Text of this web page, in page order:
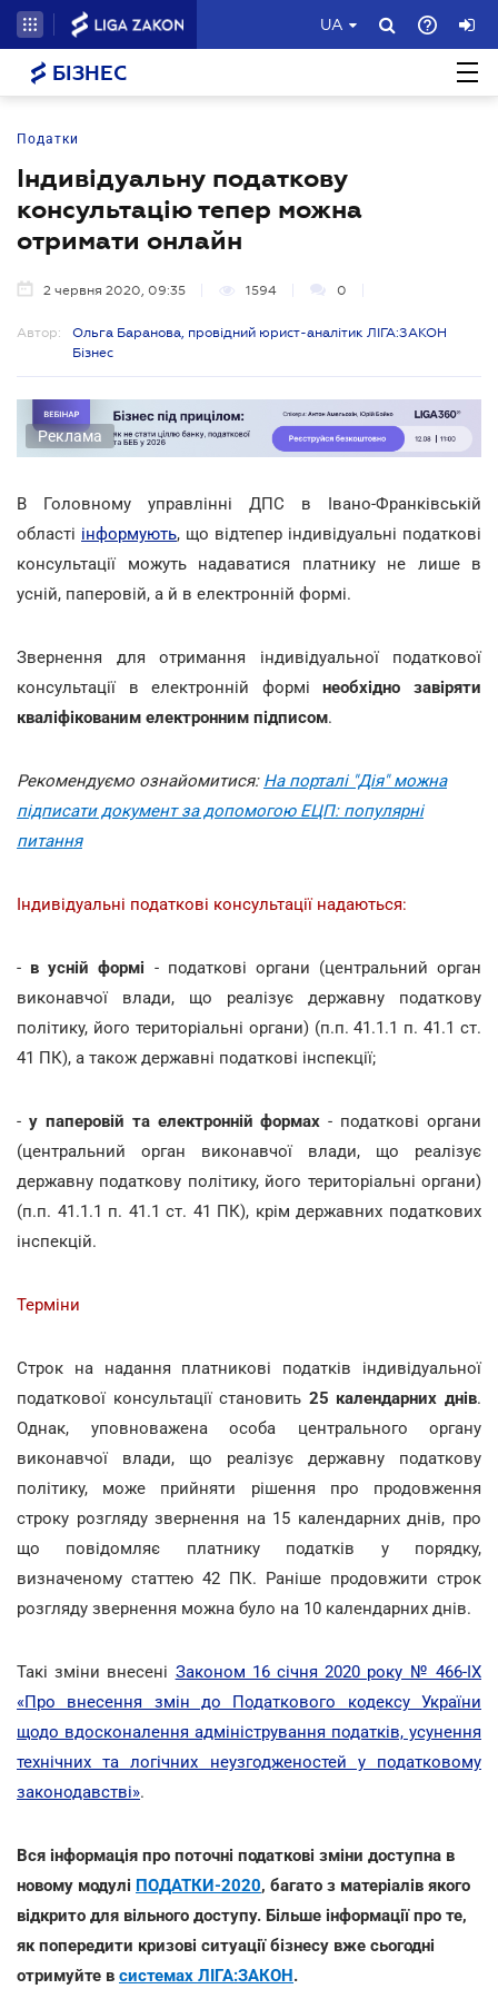
UA
БІЗНЕС
Податки
Індивідуальну податкову
консультацію тепер можна
отримати онлайн
2 червня 2020, 09:35 1594 0
Автор:
Ольга Баранова, провідний юрист-аналітик ЛІГА:ЗАКОН
Бізнес
Реклама
В Головному управлінні ДПС в Івано-Франківській
області інформують, що відтепер індивідуальні податкові
консультації можуть надаватися платнику не лише в
усній, паперовій, а й в електронній формі.
Звернення для отримання індивідуальної податкової
консультації в електронній формінеобхідно завіряти
кваліфікованим електронним підписом.
Рекомендуємо ознайомитися: На порталі "Дія" можна
підписати документ за допомогою ЕЦП: популярні
питання
Індивідуальні податкові консультації надаються:
- в усній формі - податкові органи (центральний орган
виконавчої влади, що реалізує державну податкову
політику, його територіальні органи) (п.п. 41.1.1 п. 41.1 ст.
41 ПК), а також державні податкові інспекції;
- у паперовій та електронній формах - податкові органи
(центральний орган виконавчої влади, що реалізує
державну податкову політику, його територіальні органи)
(п.п. 41.1.1 п. 41.1 ст. 41 ПК), крім державних податкових
інспекцій.
Терміни
Строк на надання платникові податків індивідуальної
податкової консультації становить 25 календарних днів.
Однак, уповноважена особа центрального органу
виконавчої влади, що реалізує державну податкову
політику, може прийняти рішення про продовження
строку розгляду звернення на 15 календарних днів, про
що повідомляє платнику податків у порядку,
визначеному статтею 42 ПК. Раніше продовжити строк
розгляду звернення можна було на 10 календарних днів.
Такі зміни внесені Законом 16 січня 2020 року № 466-IX
«Про внесення змін до Податкового кодексу України
щодо вдосконалення адміністрування податків, усунення
технічних та логічних неузгодженостей у податковому
законодавстві».
Вся інформація про поточні податкові зміни доступна в
новому модулі ПОДАТКИ-2020, багато з матеріалів якого
відкрито для вільного доступу. Більше інформації про те,
як попередити кризові ситуації бізнесу вже сьогодні
отримуйте в системах ЛІГА:ЗАКОН.